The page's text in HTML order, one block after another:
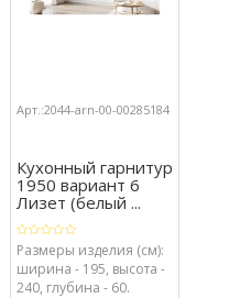
Арт.:2044-arn-00-00285184
Кухонный гарнитур
1950 вариант 6
Лизет (белый ...
Размеры изделия (см):
ширина - 195, высота -
240, глубина - 60.